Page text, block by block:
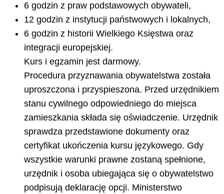
6 godzin z praw podstawowych obywateli,
12 godzin z instytucji państwowych i lokalnych,
6 godzin z historii Wielkiego Księstwa oraz
integracji europejskiej.
Kurs i egzamin jest darmowy.
Procedura przyznawania obywatelstwa została
uproszczona i przyspieszona. Przed urzędnikiem
stanu cywilnego odpowiedniego do miejsca
zamieszkania składa się oświadczenie. Urzędnik
sprawdza przedstawione dokumenty oraz
certyfikat ukończenia kursu językowego. Gdy
wszystkie warunki prawne zostaną spełnione,
urzędnik i osoba ubiegająca się o obywatelstwo
podpisują deklarację opcji. Ministerstwo